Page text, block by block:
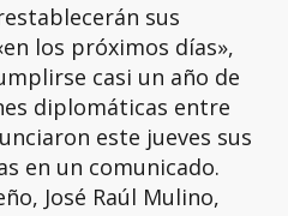
sus
los próximos días»,
casi un año de
diplomáticas entre
este jueves sus
en un comunicado.
José Raúl Mulino,